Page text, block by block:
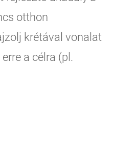
otthon
krétával vonalat
a célra (pl.